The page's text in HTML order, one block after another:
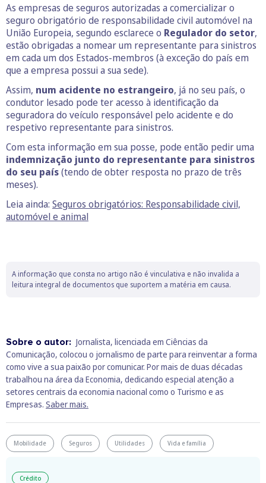
As empresas de seguros autorizadas a comercializar o
seguro obrigatório de responsabilidade civil automóvel na
União Europeia, segundo esclarece o Regulador do setor,
estão obrigadas a nomear um representante para sinistros
em cada um dos Estados-membros (à exceção do país em
que a empresa possui a sua sede).
Assim, num acidente no estrangeiro, já no seu país, o
condutor lesado pode ter acesso à identificação da
seguradora do veículo responsável pelo acidente e do
respetivo representante para sinistros.
Com esta informação em sua posse, pode então pedir uma
indemnização junto do representante para sinistros
do seu país(tendo de obter resposta no prazo de três
meses).
Leia ainda: Seguros obrigatórios: Responsabilidade civil,
automóvel e animal
A informação que consta no artigo não é vinculativa e não invalida a
leitura integral de documentos que suportem a matéria em causa.
Sobre o autor: Jornalista, licenciada em Ciências da
Comunicação, colocou o jornalismo de parte para reinventar a forma
como vive a sua paixão por comunicar. Por mais de duas décadas
trabalhou na área da Economia, dedicando especial atenção a
setores centrais da economia nacional como o Turismo e as
Empresas. Saber mais.
Mobilidade Seguros Utilidades Vida e família
Crédito